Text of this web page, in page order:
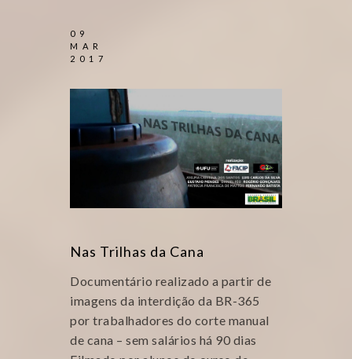
09
MAR
2017
Nas Trilhas da Cana
Documentário realizado a partir de
imagens da interdição da BR-365
por trabalhadores do corte manual
de cana – sem salários há 90 dias